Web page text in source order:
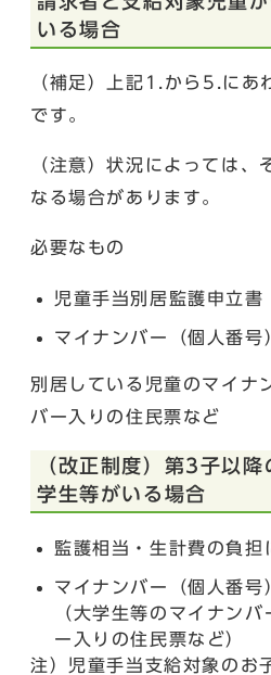
いる場合
（補足）上記1.から5.にあ
です。
（注意）状況によっては、
なる場合があります。
必要なもの
児童手当別居監護申立書
マイナンバー（個人番号
別居している児童のマイナ
バー入りの住民票など
（改正制度）第3子以
学生等がいる場合
監護相当・生計費の負担
マイナンバー（個人番号
（大学生等のマイナン
ー入りの住民票など）
注）児童手当支給対象のお